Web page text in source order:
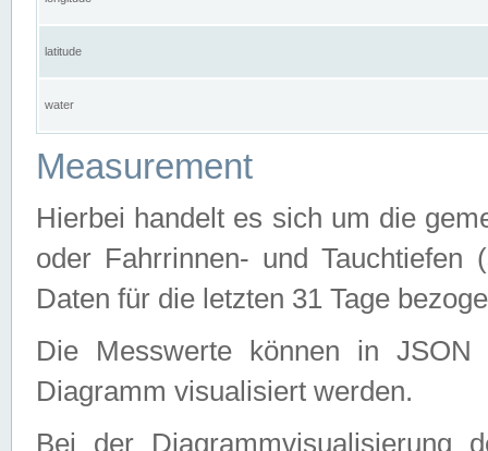
latitude
water
Measurement
Hierbei handelt es sich um die
oder Fahrrinnen- und Tauchtiefen
Daten für die letzten 31 Tage
Die Messwerte können in
Diagramm visualisiert werden.
Bei der Diagrammvisualisierung